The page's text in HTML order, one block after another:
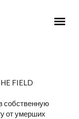
FIELD
собственную
от умерших